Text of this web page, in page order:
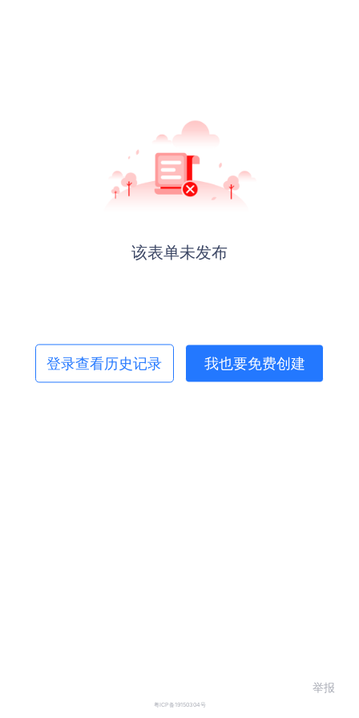
该表单未发布
登录查看历史记录 我也要免费创建
粤ICP备19150304号
举报